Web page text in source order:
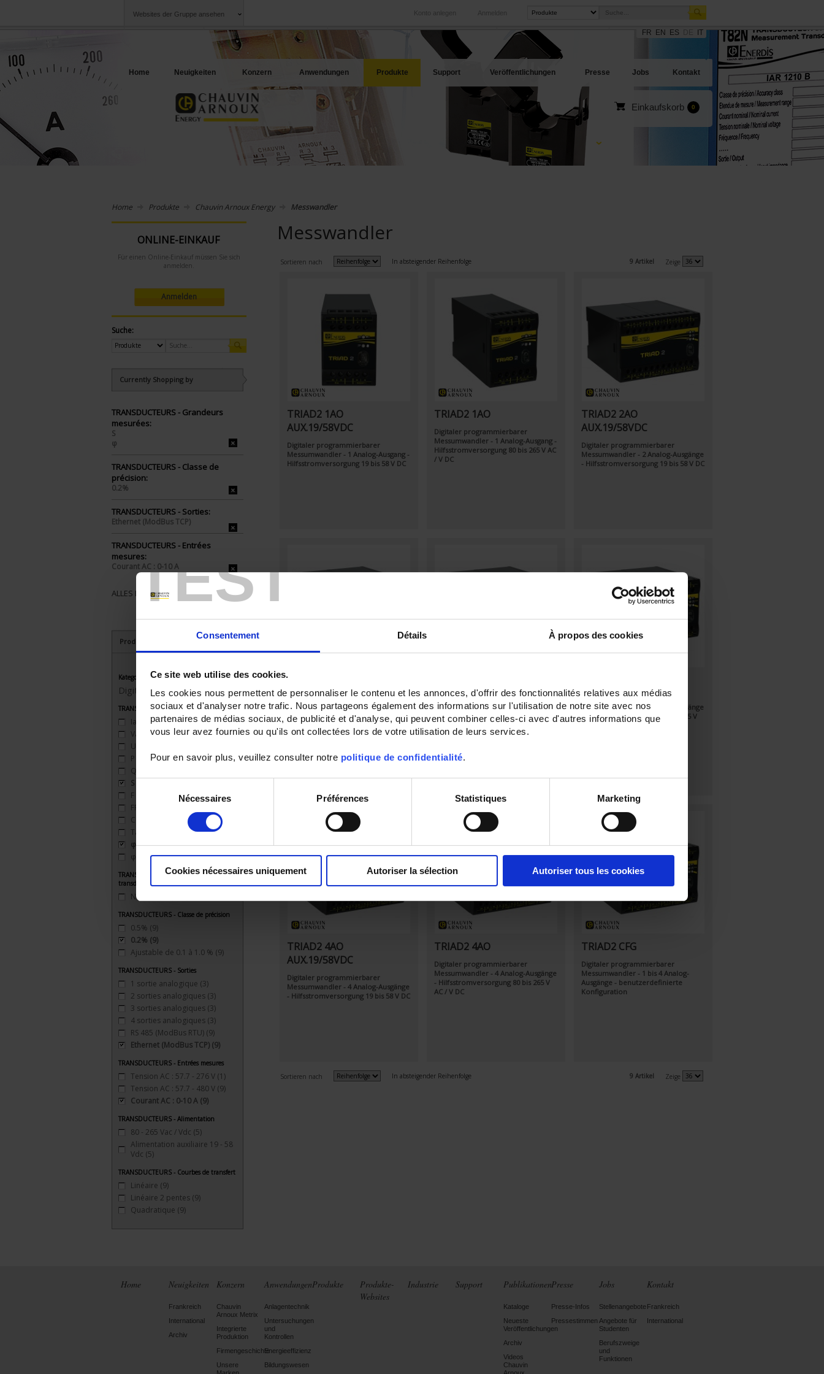
TEST
Consentement Détails À propos des cookies
Ce site web utilise des cookies.
Les cookies nous permettent de personnaliser le contenu et les annonces, d'offrir des fonctionnalités relatives aux médias
sociaux et d'analyser notre trafic. Nous partageons également des informations sur l'utilisation de notre site avec nos
partenaires de médias sociaux, de publicité et d'analyse, qui peuvent combiner celles-ci avec d'autres informations que
vous leur avez fournies ou qu'ils ont collectées lors de votre utilisation de leurs services.
Pour en savoir plus, veuillez consulter notre politique de confidentialité.
consentement
Nécessaires Préférences Statistiques Marketing
Cookies nécessaires uniquement Autoriser la sélection Autoriser tous les cookies
Websites der Gruppe ansehen Anmelden
Konto anlegen
Unternehmen
Ein Angebot für Ihren Bedarf
International
Unsere Tochtergesellschaften im Ausland
Produkt-Websites
Unsere besten Angebote
FR EN ES IT
Home Neuigkeiten Konzern Anwendungen Produkte Support Veröffentlichungen Presse Jobs Kontakt
Einkaufskorb 0
Home Produkte Chauvin Arnoux Energy Messwandler
ONLINE-EINKAUF
Für einen Online-Einkauf müssen Sie sich
anmelden.
Anmelden
Suche:
Currently Shopping by
TRANSDUCTEURS - Grandeurs
mesurées:
S
φ
TRANSDUCTEURS - Classe de
précision:
0.2%
TRANSDUCTEURS - Sorties:
Ethernet (ModBus TCP)
TRANSDUCTEURS - Entrées
mesures:
Courant AC : 0-10 A
ALLES ENTFERNEN
Produkte nach Kriterien aussuchen
Kategorie
Digital transducers
TRANSDUCTEURS - Grandeurs mesurées
Iac
Vac
(9)
Uac
P
Q
S
F
FP
Cos φ
Tan φ
φ(9)
φ (U'-U'')(9)
TRANSDUCTEURS - Type de
transducteur
Numérique programmable
TRANSDUCTEURS - Classe de précision
0.5% (9)
0.2% (9)
Ajustable de 0.1 à 1.0 % (9)
TRANSDUCTEURS - Sorties
1 sortie analogique (3)
2 sorties analogiques (3)
3 sorties analogiques (3)
4 sorties analogiques (3)
RS 485 (ModBus RTU) (9)
Ethernet (ModBus TCP) (9)
TRANSDUCTEURS - Entrées mesures
Tension AC : 57.7 - 276 V (1)
Tension AC : 57.7 - 480 V (9)
Courant AC : 0-10 A (9)
TRANSDUCTEURS - Alimentation
80 - 265 Vac / Vdc (5)
Alimentation auxiliaire 19 - 58
Vdc (5)
TRANSDUCTEURS - Courbes de transfert
Linéaire (9)
Linéaire 2 pentes (9)
Quadratique (9)
Messwandler
Sortieren nach In absteigender Reihenfolge 9 Artikel Zeige
TRIAD2 1AO
AUX.19/58VDC
Digitaler programmierbarer
Messumwandler - 1 Analog-Ausgang -
Hilfsstromversorgung 19 bis 58 V DC
TRIAD2 1AO
Digitaler programmierbarer
Messumwandler - 1 Analog-Ausgang -
Hilfsstromversorgung 80 bis 265 V AC
/ V DC
TRIAD2 2AO
AUX.19/58VDC
Digitaler programmierbarer
Messumwandler - 2 Analog-Ausgänge
- Hilfsstromversorgung 19 bis 58 V DC
TRIAD2 2AO
Digitaler programmierbarer
Messumwandler - 2 Analog-Ausgänge
- Hilfsstromversorgung 80 bis 265 V
AC / V DC
AUX.19/58VDC
Digitaler programmierbarer
Messumwandler - 3 Analog-Ausgänge
- Hilfsstromversorgung 19 bis 58 V DC
Digitaler programmierbarer
Messumwandler - 3 Analog-Ausgänge
- Hilfsstromversorgung 80 bis 265 V
AC / V DC
TRIAD2 4AO
AUX.19/58VDC
Digitaler programmierbarer
Messumwandler - 4 Analog-Ausgänge
- Hilfsstromversorgung 19 bis 58 V DC
TRIAD2 4AO
Digitaler programmierbarer
Messumwandler - 4 Analog-Ausgänge
- Hilfsstromversorgung 80 bis 265 V
AC / V DC
TRIAD2 CFG
Digitaler programmierbarer
Messumwandler - 1 bis 4 Analog-
Ausgänge - benutzerdefinierte
Konfiguration
Sortieren nach In absteigender Reihenfolge 9 Artikel Zeige
Home Neuigkeiten
Frankreich
International
Archiv
Konzern
Chauvin
Arnoux Metrix
Integrierte
Produktion
Firmengeschichte
Unsere
Anwendungen
Anlagentechnik
Untersuchungen
und
Kontrollen
Energieeffizienz
Bildungswesen
Produkte
Produkte-
Websites
Industrie Support Publikationen
Kataloge
Neueste
Veröffentlichungen
Archiv
Videos
Chauvin
Presse
Presse-Infos
Pressestimmen
Jobs
Stellenangebote
Angebote für
Studenten
Berufszweige
und
Funktionen
Kontakt
Frankreich
International